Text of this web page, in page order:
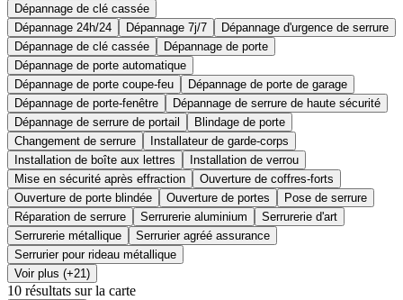
Dépannage de clé cassée
Dépannage 24h/24
Dépannage 7j/7
Dépannage d'urgence de serrure
Dépannage de clé cassée
Dépannage de porte
Dépannage de porte automatique
Dépannage de porte coupe-feu
Dépannage de porte de garage
Dépannage de porte-fenêtre
Dépannage de serrure de haute sécurité
Dépannage de serrure de portail
Blindage de porte
Changement de serrure
Installateur de garde-corps
Installation de boîte aux lettres
Installation de verrou
Mise en sécurité après effraction
Ouverture de coffres-forts
Ouverture de porte blindée
Ouverture de portes
Pose de serrure
Réparation de serrure
Serrurerie aluminium
Serrurerie d'art
Serrurerie métallique
Serrurier agréé assurance
Serrurier pour rideau métallique
Voir plus (+21)
10 résultats sur la carte